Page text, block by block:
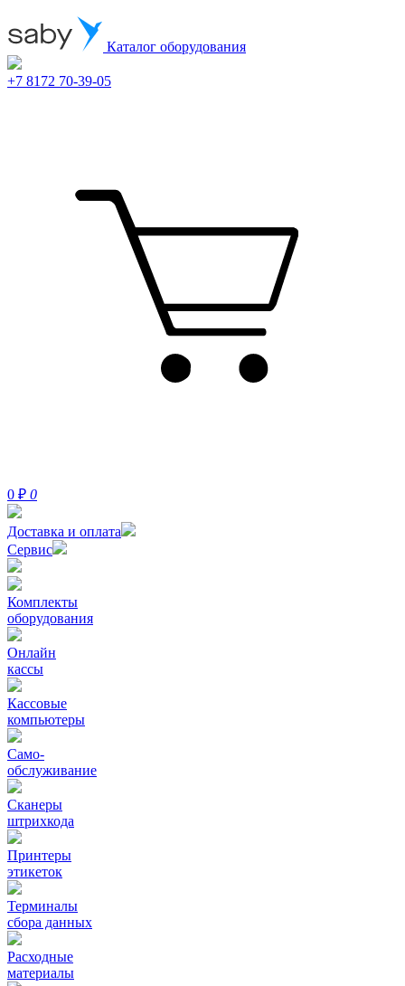
Каталог оборудования
+7 8172 70-39-05
0 ₽ 0
Доставка и оплата
Сервис
Комплекты
оборудования
Онлайн
кассы
Кассовые
компьютеры
Само-
обслуживание
Сканеры
штрихкода
Принтеры
этикеток
Терминалы
сбора данных
Расходные
материалы